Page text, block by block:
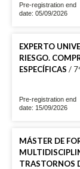
Pre-registration end
date: 05/09/2026
EXPERTO
RIESGO.
ESPECÍFICAS /
Pre-registration end
date: 15/09/2026
MÁSTER DE
TRASTORNOS